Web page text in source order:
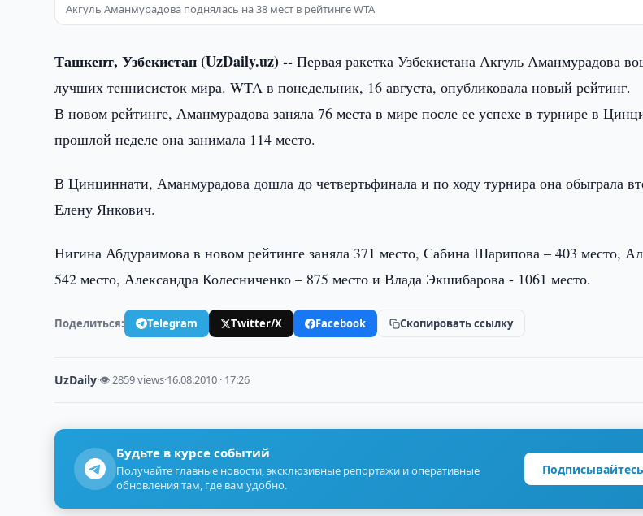
Акгуль Аманмурадова поднялась на 38 мест в рейтинге WTA
Ташкент, Узбекистан (UzDaily.uz) -- Первая ракетка Узбекистана Акгуль Аманмурадова
лучших теннисисток мира. WTA в понедельник, 16 августа, опубликовала новый рейтинг.
В новом рейтинге, Аманмурадова заняла 76 места в мире после ее успехе в турнире в
прошлой неделе она занимала 114 место.
В Цинциннати, Аманмурадова дошла до четвертьфинала и по ходу турнира она обыграла
Елену Янкович.
Нигина Абдураимова в новом рейтинге заняла 371 место, Сабина Шарипова – 403 место,
542 место, Александра Колесниченко – 875 место и Влада Экшибарова - 1061 место.
Поделиться: Telegram Twitter/X Facebook Скопировать ссылку
UzDaily·👁 2859 views·16.08.2010 · 17:26
Будьте в курсе событий
Получайте главные новости, эксклюзивные репортажи и оперативные
обновления там, где вам удобно.